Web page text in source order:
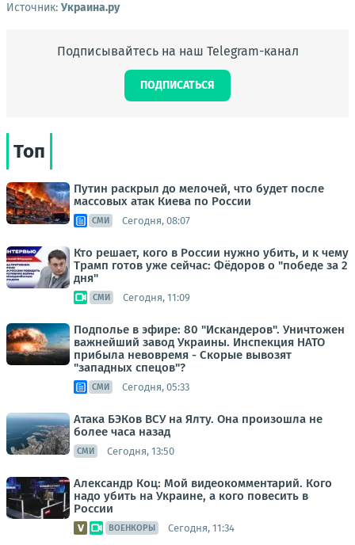
Источник: Украина.ру
Подписывайтесь на наш Telegram-канал
ПОДПИСАТЬСЯ
Топ
Путин раскрыл до мелочей, что будет после
массовых атак Киева по России
СМИ Сегодня, 08:07
Кто решает, кого в России нужно убить, и к чему
Трамп готов уже сейчас: Фёдоров о "победе за 2
дня"
СМИ Сегодня, 11:09
Подполье в эфире: 80 "Искандеров". Уничтожен
важнейший завод Украины. Инспекция НАТО
прибыла невовремя - Скорые вывозят
"западных спецов"?
СМИ Сегодня, 05:33
Атака БЭКов ВСУ на Ялту. Она произошла не
более часа назад
СМИ Сегодня, 13:50
Александр Коц: Мой видеокомментарий. Кого
надо убить на Украине, а кого повесить в
России
ВОЕНКОРЫ Сегодня, 11:34